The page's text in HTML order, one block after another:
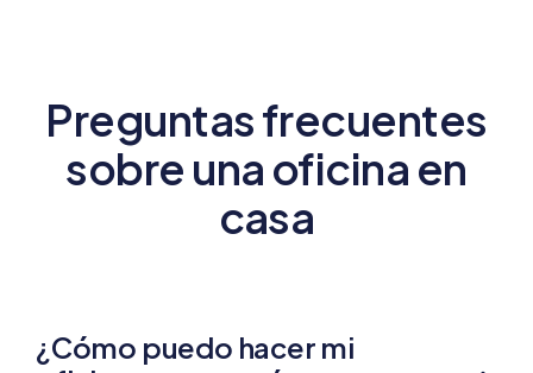
Preguntas frecuentes
sobre una oficina en
casa
¿Cómo puedo hacer mi